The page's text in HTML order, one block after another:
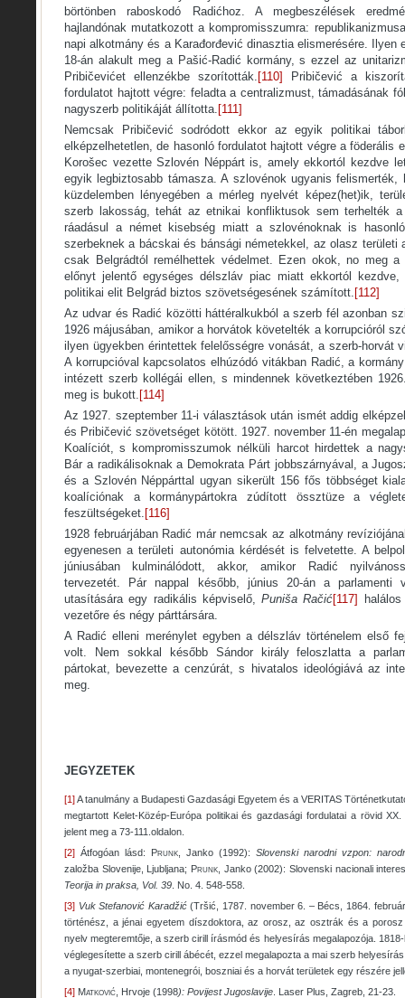
börtönben raboskodó Radićhoz. A megbeszélések
hajlandónak mutatkozott a kompromisszumra:
napi alkotmány és a Karađorđević dinasztia elismerésére. Ilyen
18-án alakult meg a Pašić-Radić kormány, s ezzel az
Pribičevićet ellenzékbe szorították. [110]
Pribičević a
fordulatot hajtott végre: feladta a centralizmust, támadásának
nagyszerb politikáját állította. [111]
Nemcsak Pribičević sodródott ekkor az egyik politikai
elképzelhetetlen, de hasonló fordulatot hajtott végre a föderális
Korošec vezette Szlovén Néppárt is, amely ekkortól kezdve
egyik legbiztosabb támasza. A szlovénok ugyanis felismerték,
küzdelemben lényegében a mérleg nyelvét képez(het)ik,
szerb lakosság, tehát az etnikai konfliktusok sem terhelték
ráadásul a német kisebség miatt a szlovénoknak is
szerbeknek a bácskai és bánsági németekkel, az olasz területi
csak Belgrádtól remélhettek védelmet. Ezen okok, no meg a
előnyt jelentő egységes délszláv piac miatt ekkortól
politikai elit Belgrád biztos szövetségesének számított. [112]
Az udvar és Radić közötti háttéralkukból a szerb fél azonban
1926 májusában, amikor a horvátok követelték a korrupcióról
ilyen ügyekben érintettek felelősségre vonását, a szerb-horvát
A korrupcióval kapcsolatos elhúzódó vitákban Radić, a
intézett szerb kollégái ellen, s mindennek következtében
meg is bukott. [114]
Az 1927. szeptember 11-i választások után ismét addig
és Pribičević szövetséget kötött. 1927. november 11-én
Koalíciót, s kompromisszumok nélküli harcot hirdettek a
Bár a radikálisoknak a Demokrata Párt jobbszárnyával, a
és a Szlovén Néppárttal ugyan sikerült 156 fős többséget
koalíciónak a kormánypártokra zúdított össztüze a
feszültségeket. [116]
1928 februárjában Radić már nemcsak az alkotmány
egyenesen a területi autonómia kérdését is felvetette. A
júniusában kulminálódott, akkor, amikor Radić
tervezetét. Pár nappal később, június 20-án a parlamenti
utasítására egy radikális képviselő,Puniša Račić[117]
vezetőre és négy párttársára.
A Radić elleni merénylet egyben a délszláv történelem első
volt. Nem sokkal később Sándor király feloszlatta a
pártokat, bevezette a cenzúrát, s hivatalos ideológiává az
meg.
JEGYZETEK
[1]A tanulmány a Budapesti Gazdasági Egyetem és a VERITAS
megtartott Kelet-Közép-Európa politikai és gazdasági fordulatai a rövid
jelent meg a 73-111.oldalon.
[2] Átfogóan lásd: Prunk , Janko (1992): Slovenski narodni vzpon:
založba Slovenije, Ljubljana; Prunk , Janko (2002): Slovenski nacionali
Teorija in praksa, Vol. 39 . No. 4. 548-558.
[3] Vuk Stefanović Karadžić(Tršić, 1787. november 6. – Bécs, 1864.
történész, a jénai egyetem díszdoktora, az orosz, az osztrák és a
nyelv megteremtője, a szerb cirill írásmód és helyesírás megalapozója.
véglegesítette a szerb cirill ábécét, ezzel megalapozta a mai szerb
a nyugat-szerbiai, montenegrói, boszniai és a horvát területek egy részére
[4] Matković , Hrvoje (1998): Povijest Jugoslavije . Laser Plus, Zagreb, 21-23.